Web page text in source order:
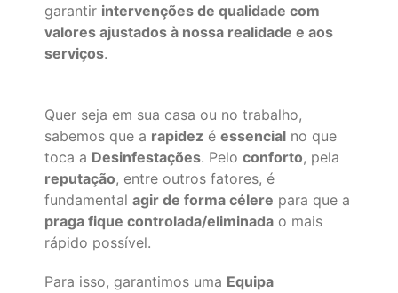
garantir intervenções de qualidade com
valores ajustados à nossa realidade e aos
serviços.
Quer seja em sua casa ou no trabalho,
sabemos que a rapidez é essencial no que
toca a Desinfestações. Pelo conforto, pela
reputação, entre outros fatores, é
fundamental agir de forma célere para que a
praga fique controlada/eliminada o mais
rápido possível.
Para isso, garantimos uma Equipa